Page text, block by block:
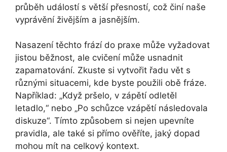
průběh událostí s větší přesností, což činí naše
vyprávění živějším a jasnějším.
Nasazení těchto frází do praxe může vyžadovat
jistou běžnost, ale cvičení může usnadnit
zapamatování. Zkuste si vytvořit řadu vět s
různými situacemi, kde byste použili obě fráze.
Například: „Když pršelo, v zápětí odletěl
letadlo,“ nebo „Po schůzce vzápětí následovala
diskuze“. Tímto způsobem si nejen upevníte
pravidla, ale také si přímo ověříte, jaký dopad
mohou mít na celkový kontext.